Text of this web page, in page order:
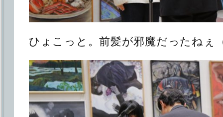
ひょこっと。前髪が邪魔だったねぇ